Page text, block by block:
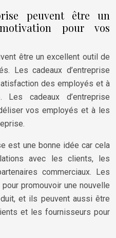
peuvent être un
pour vos
être un excellent outil de
Les cadeaux d’entreprise
des employés et à
Les cadeaux d’entreprise
vos employés et à les
est une bonne idée car cela
avec les clients, les
commerciaux. Les
promouvoir une nouvelle
et ils peuvent aussi être
et les fournisseurs pour